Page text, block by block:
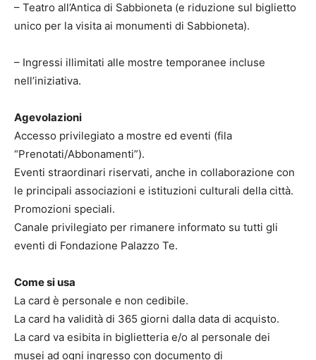
– Teatro all’Antica di Sabbioneta (e riduzione sul biglietto
unico per la visita ai monumenti di Sabbioneta).
– Ingressi illimitati alle mostre temporanee incluse
nell’iniziativa.
Agevolazioni
Accesso privilegiato a mostre ed eventi (fila
“Prenotati/Abbonamenti”).
Eventi straordinari riservati, anche in collaborazione con
le principali associazioni e istituzioni culturali della città.
Promozioni speciali.
Canale privilegiato per rimanere informato su tutti gli
eventi di Fondazione Palazzo Te.
Come si usa
La card è personale e non cedibile.
La card ha validità di 365 giorni dalla data di acquisto.
La card va esibita in biglietteria e/o al personale dei
musei ad ogni ingresso con documento di